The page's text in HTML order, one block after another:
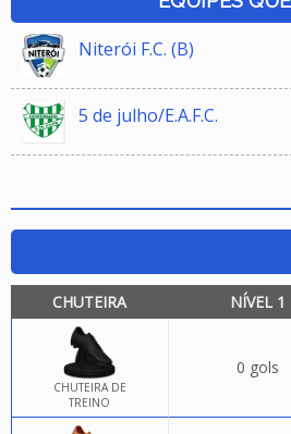
Niterói F.C. (B)
5 de julho/E.A.F.C.
CHUTEIRA NÍVEL 1
CHUTEIRA DE
TREINO
0 gols